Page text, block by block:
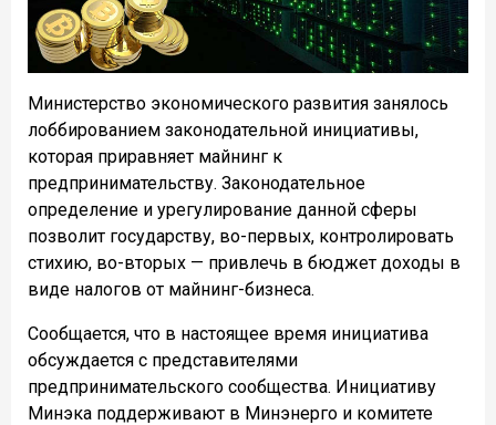
Министерство экономического развития занялось
лоббированием законодательной инициативы,
которая приравняет майнинг к
предпринимательству. Законодательное
определение и урегулирование данной сферы
позволит государству, во-первых, контролировать
стихию, во-вторых — привлечь в бюджет доходы в
виде налогов от майнинг-бизнеса.
Сообщается, что в настоящее время инициатива
обсуждается с представителями
предпринимательского сообщества. Инициативу
Минэка поддерживают в Минэнерго и комитете